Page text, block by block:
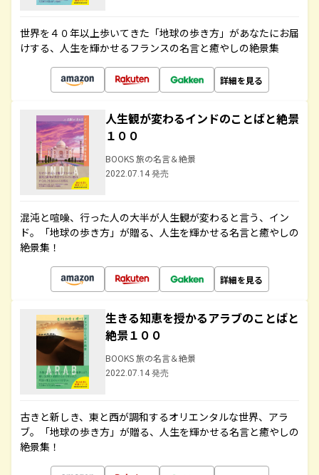
世界を４０年以上歩いてきた「地球の歩き方」があなたにお届
けする、人生を輝かせるフランスの名言と癒やしの絶景集
詳細を見る
人生観が変わるインドのことばと絶景
１００
BOOKS 旅の名言＆絶景
2022.07.14 発売
混沌と喧噪、行った人の大半が人生観が変わると言う、イン
ド。「地球の歩き方」が贈る、人生を輝かせる名言と癒やしの
絶景集！
詳細を見る
生きる知恵を授かるアラブのことばと
絶景１００
BOOKS 旅の名言＆絶景
2022.07.14 発売
古きと新しき、東と西が調和するオリエンタルな世界、アラ
ブ。「地球の歩き方」が贈る、人生を輝かせる名言と癒やしの
絶景集！